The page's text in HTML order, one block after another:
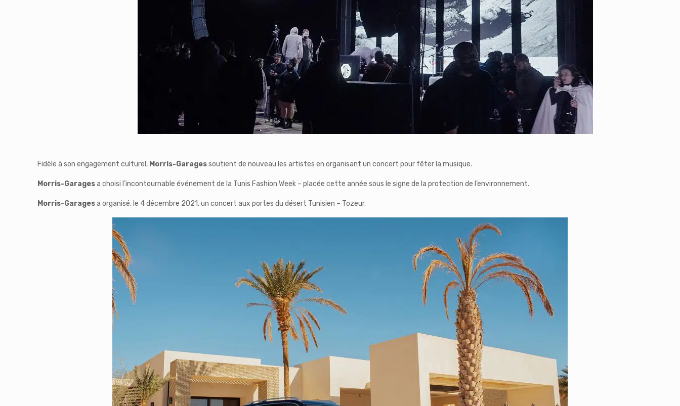
Fidèle à son engagement culturel, Morris-Garagessoutient de nouveau les artistes en organisant un concert pour fêter la musique.
Morris-Garagesa choisi l’incontournable événement de la Tunis Fashion Week – placée cette année sous le signe de la protection de l’environnement.
Morris-Garagesa organisé, le 4 décembre 2021, un concert aux portes du désert Tunisien – Tozeur.